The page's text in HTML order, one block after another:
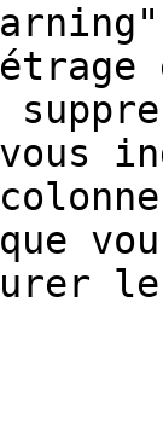
vous